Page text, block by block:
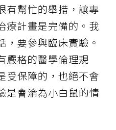
有幫忙的舉措，讓專
療計畫是完備的。我
，要參與臨床實驗。
嚴格的醫學倫理規
受保障的，也絕不會
是會淪為小白鼠的情